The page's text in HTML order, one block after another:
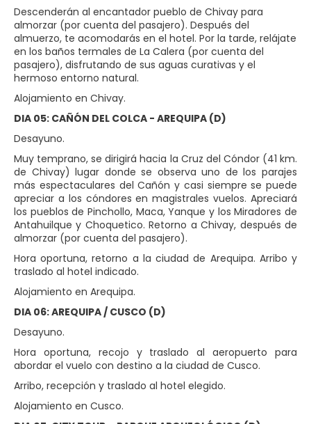
Descenderán al encantador pueblo de Chivay para
almorzar (por cuenta del pasajero). Después del
almuerzo, te acomodarás en el hotel. Por la tarde, relájate
en los baños termales de La Calera (por cuenta del
pasajero), disfrutando de sus aguas curativas y el
hermoso entorno natural.
Alojamiento en Chivay.
DIA 05: CAÑÓN DEL COLCA - AREQUIPA (D)
Desayuno.
Muy temprano, se dirigirá hacia la Cruz del Cóndor (41 km.
de Chivay) lugar donde se observa uno de los parajes
más espectaculares del Cañón y casi siempre se puede
apreciar a los cóndores en magistrales vuelos. Apreciará
los pueblos de Pinchollo, Maca, Yanque y los Miradores de
Antahuilque y Choquetico. Retorno a Chivay, después de
almorzar (por cuenta del pasajero).
Hora oportuna, retorno a la ciudad de Arequipa. Arribo y
traslado al hotel indicado.
Alojamiento en Arequipa.
DIA 06: AREQUIPA / CUSCO (D)
Desayuno.
Hora oportuna, recojo y traslado al aeropuerto para
abordar el vuelo con destino a la ciudad de Cusco.
Arribo, recepción y traslado al hotel elegido.
Alojamiento en Cusco.